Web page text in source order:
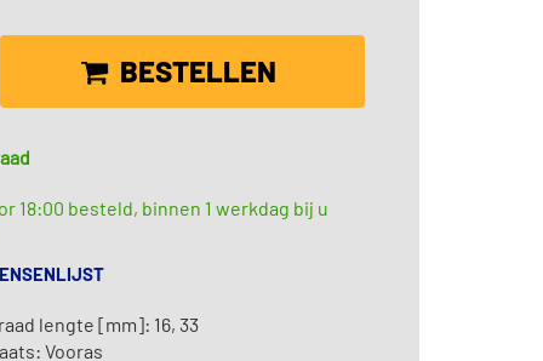
BESTELLEN
18:00 besteld, binnen 1 werkdag bij u
lengte [mm]: 16, 33
Vooras